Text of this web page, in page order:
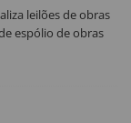
leilões de obras
espólio de obras